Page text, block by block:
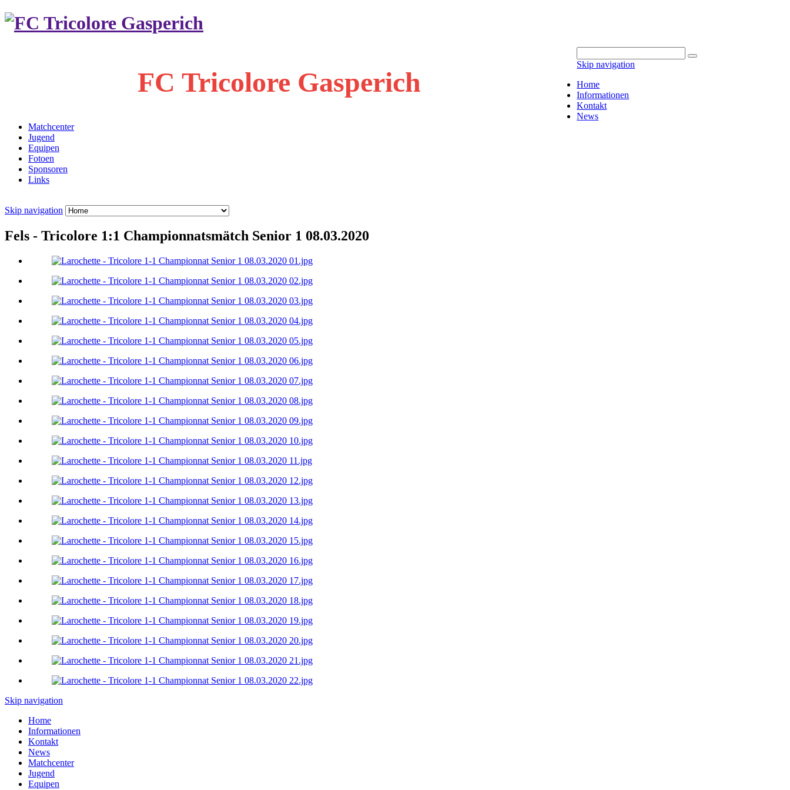
FC Tricolore Gasperich
Skip navigation
Home
Informationen
Kontakt
News
Matchcenter
Jugend
Equipen
Fotoen
Sponsoren
Links
Skip navigation
Fels - Tricolore 1:1 Championnatsmätch Senior 1 08.03.2020
Skip navigation
Home
Informationen
Kontakt
News
Matchcenter
Jugend
Equipen